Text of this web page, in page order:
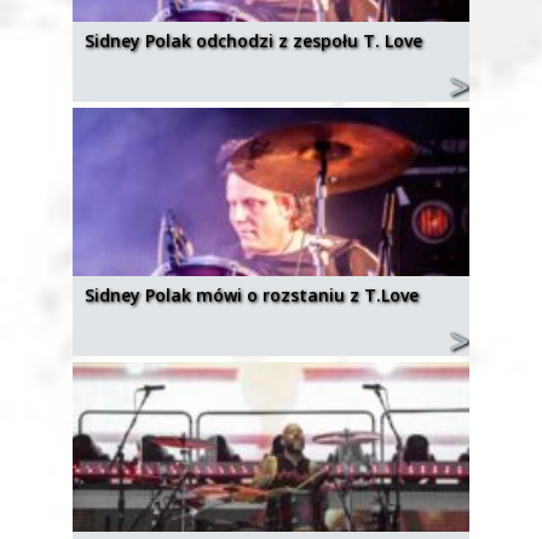
Sidney Polak odchodzi z zespołu T. Love
Sidney Polak mówi o rozstaniu z T.Love